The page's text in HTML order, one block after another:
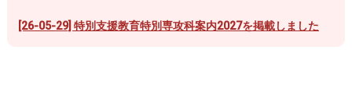
[26-05-29] 特別支援教育特別専攻科案内2027を掲載しました